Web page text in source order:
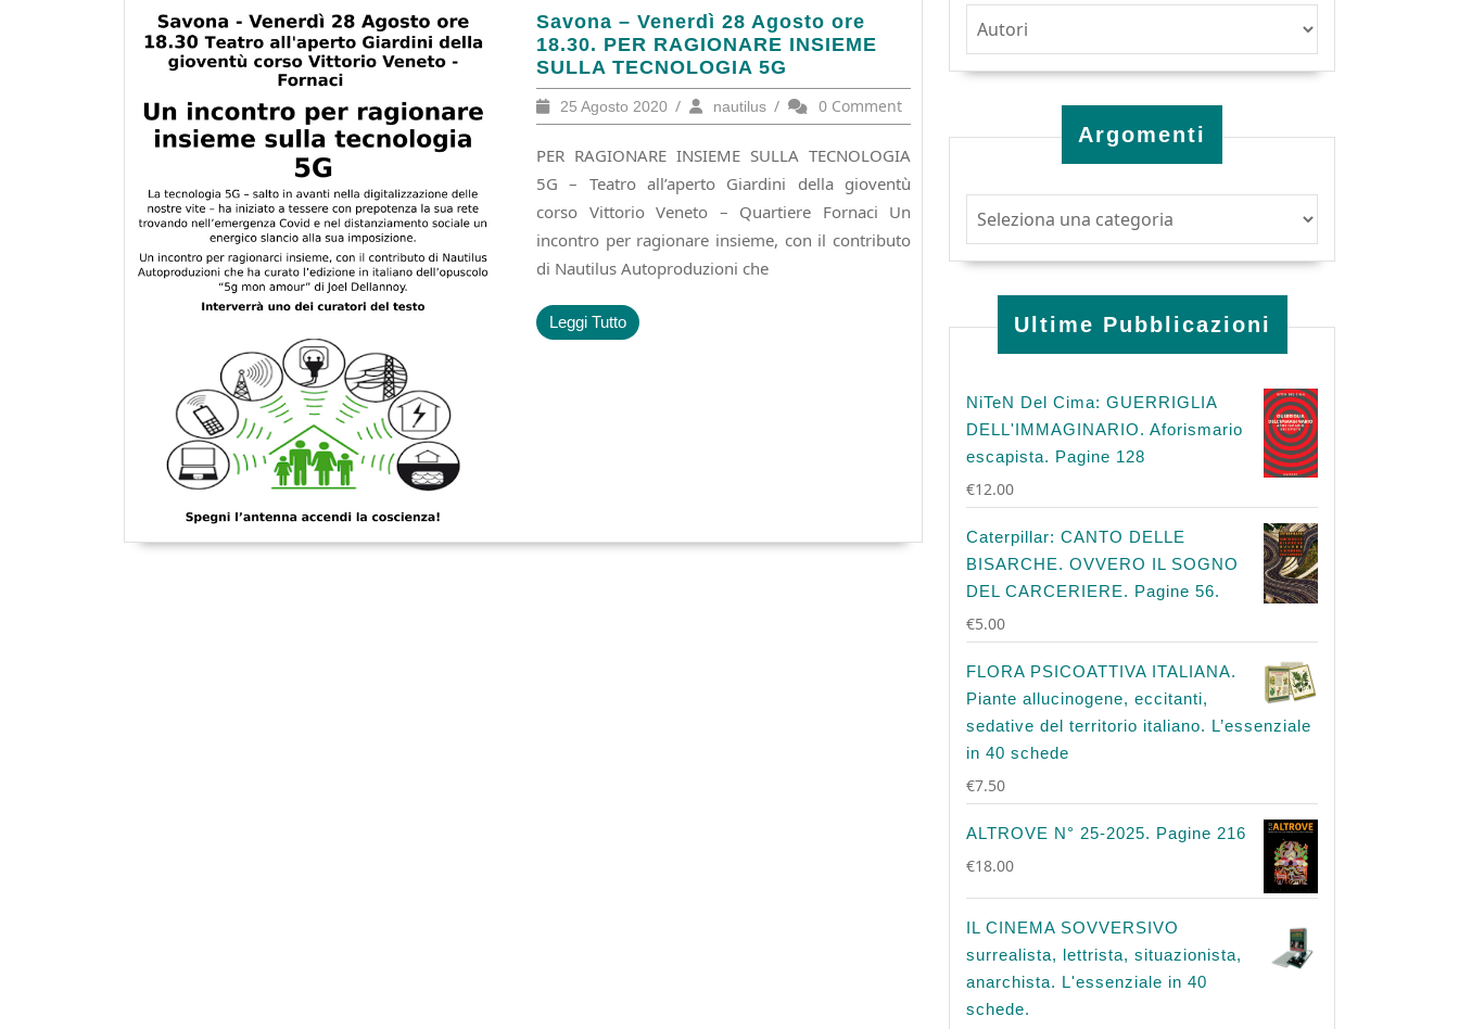
Savona – Venerdì 28 Agosto ore
18.30. PER RAGIONARE INSIEME
SULLA TECNOLOGIA 5G
Savona
–
Venerdì
28
Agosto
18.30.
PER
RAGIONARE
SULLA
TECNOLOGIA
25 Agosto 2020 25
Agosto
2020
/ nautilusnautilus
/ 0 Comment
PER RAGIONARE INSIEME SULLA TECNOLOGIA
5G – Teatro all’aperto Giardini della gioventù
corso Vittorio Veneto – Quartiere Fornaci Un
incontro per ragionare insieme, con il contributo
di Nautilus Autoproduzioni che
Leggi TuttoLeggi
Tutto
Argomenti
Ultime Pubblicazioni
NiTeN Del Cima: GUERRIGLIA
DELL'IMMAGINARIO. Aforismario
escapista. Pagine 128
€12.00
Caterpillar: CANTO DELLE
BISARCHE. OVVERO IL SOGNO
DEL CARCERIERE. Pagine 56.
€5.00
FLORA PSICOATTIVA ITALIANA.
Piante allucinogene, eccitanti,
sedative del territorio italiano. L’essenziale
in 40 schede
€7.50
ALTROVE N° 25-2025. Pagine 216
€18.00
IL CINEMA SOVVERSIVO
surrealista, lettrista, situazionista,
anarchista. L'essenziale in 40
schede.